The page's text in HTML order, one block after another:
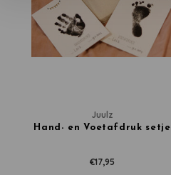
Juulz
Hand- en Voetafdruk setje
€17,95